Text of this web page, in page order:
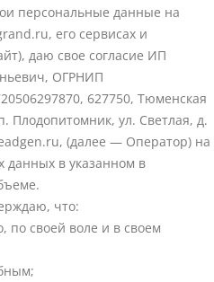
персональные данные на
его сервисах и
даю свое согласие ИП
ОГРНИП
627750, Тюменская
Плодопитомник, ул. Светлая, д.
(далее — Оператор) на
данных в указанном в
что:
по своей воле и в своем